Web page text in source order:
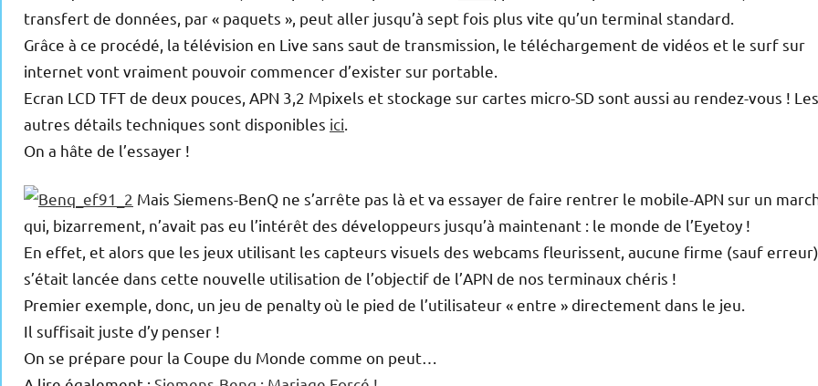
transfert de données, par « paquets », peut aller jusqu’à sept fois plus vite qu’un terminal standard.
Grâce à ce procédé, la télévision en Live sans saut de transmission, le téléchargement de vidéos et le surf sur
internet vont vraiment pouvoir commencer d’exister sur portable.
Ecran LCD TFT de deux pouces, APN 3,2 Mpixels et stockage sur cartes micro-SD sont aussi au rendez-vous ! Les
autres détails techniques sont disponibles ici
On a hâte de l’essayer !
Mais Siemens-BenQ ne s’arrête pas là et va essayer de faire rentrer le mobile-APN sur un
qui, bizarrement, n’avait pas eu l’intérêt des développeurs jusqu’à maintenant : le monde de l’Eyetoy !
En effet, et alors que les jeux utilisant les capteurs visuels des webcams fleurissent, aucune firme (sauf
s’était lancée dans cette nouvelle utilisation de l’objectif de l’APN de nos terminaux chéris !
Premier exemple, donc, un jeu de penalty où le pied de l’utilisateur « entre » directement dans le jeu.
Il suffisait juste d’y penser !
On se prépare pour la Coupe du Monde comme on peut…